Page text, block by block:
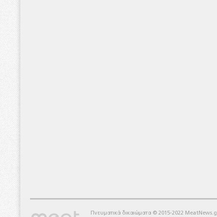
Πνευματικά δικαιώματα © 2015-2022